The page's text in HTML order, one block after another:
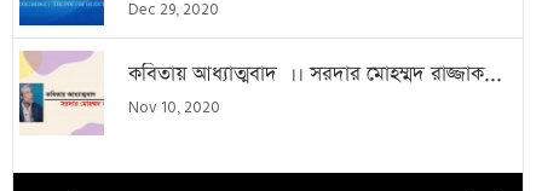
Dec 29, 2020
কবিতায় আধ্যাত্মবাদ ।। সরদার মোহম্মদ রাজ্জাক...
Nov 10, 2020